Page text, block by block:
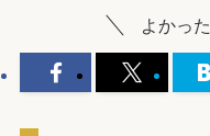
よかっ